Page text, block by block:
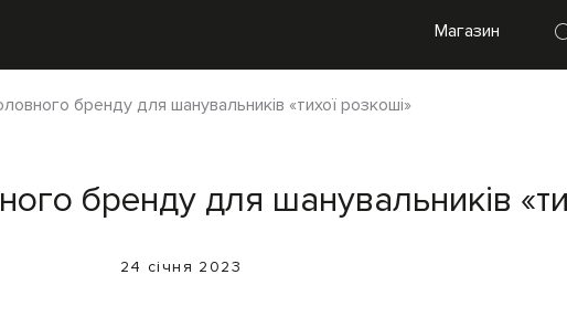
Магазин
бренду для шанувальників «тихої розкоші»
бренду для шанувальників
24 січня 2023